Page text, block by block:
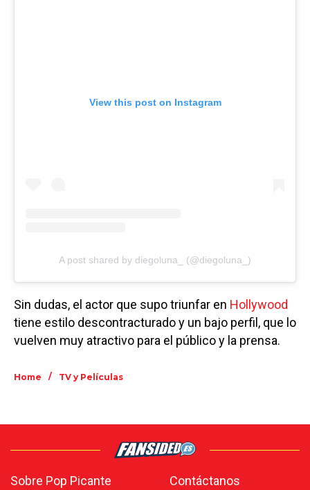
View this post on Instagram
A post shared by diegoluna_ (@diegoluna_)
Sin dudas, el actor que supo triunfar en Hollywood
tiene estilo descontracturado y un bajo perfil, que lo
vuelven muy atractivo para el público y la prensa.
Home / TV y Películas
Sobre Pop Picante Contáctanos